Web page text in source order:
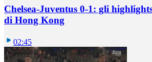
Chelsea-Juventus 0-1: gli
di Hong Kong
02:45